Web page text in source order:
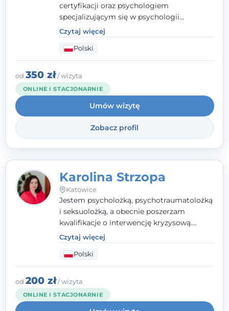
certyfikacji oraz psychologiem
specjalizującym się w psychologii
klinicznej. Ukończyłam również studia
podyplomowe z Praktycznej Diagnozy
Psychologicznej. Aktywnie uczestniczę w
działalności Polskiego Towarzystwa
Psychiatrycznego oraz Polskiego
Towarzystwa Psychologicznego, a także
jestem członkiem nadzwyczajnym
Wielkopolskiego Towarzystwa Terapii
Systemowej.
Czytaj więcej
Polski
od 350 zł/ wizyta
ONLINE I STACJONARNIE
Umów wizytę
Zobacz profil
Karolina Strzopa
Katowice
Jestem psycholożką, psychotraumatolożką
i seksuolożką, a obecnie poszerzam
kwalifikacje o interwencję kryzysową.
Pracuję w nurcie terapii trzeciej fali, łącząc
metody o potwierdzonej skuteczności.
Towarzyszę młodzieży, dorosłym i parom w
radzeniu sobie z bolesnymi
doświadczeniami tak, by mogli żyć pełniej.
Czytaj więcej
Polski
od 200 zł/ wizyta
ONLINE I STACJONARNIE